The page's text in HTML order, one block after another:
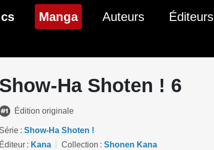
BD
Comics
Manga(page courante)
Auteurs Éditeurs
Show-Ha Shoten ! 6
Édition originale
Série
Show-Ha Shoten !
Éditeur
Kana Collection Shonen Kana